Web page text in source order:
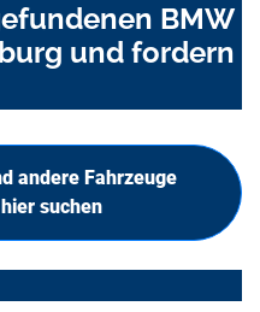
BMW
und fordern
andere Fahrzeuge
suchen